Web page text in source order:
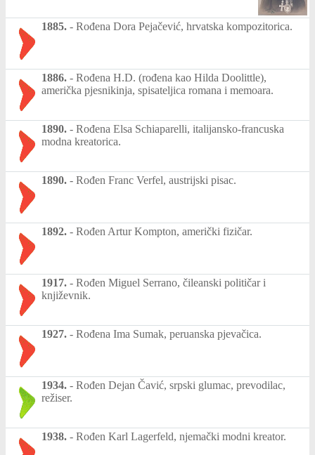
1885. - Rođena Dora Pejačević, hrvatska kompozitorica.
1886. - Rođena H.D. (rođena kao Hilda Doolittle),
američka pjesnikinja, spisateljica romana i memoara.
1890. - Rođena Elsa Schiaparelli, italijansko-francuska
modna kreatorica.
1890. - Rođen Franc Verfel, austrijski pisac.
1892. - Rođen Artur Kompton, američki fizičar.
1917. - Rođen Miguel Serrano, čileanski političar i
književnik.
1927. - Rođena Ima Sumak, peruanska pjevačica.
1934. - Rođen Dejan Čavić, srpski glumac, prevodilac,
režiser.
1938. - Rođen Karl Lagerfeld, njemački modni kreator.